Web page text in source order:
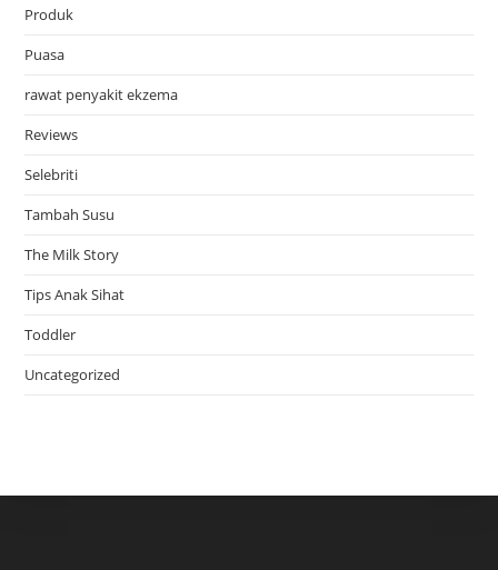
Produk
Puasa
rawat penyakit ekzema
Reviews
Selebriti
Tambah Susu
The Milk Story
Tips Anak Sihat
Toddler
Uncategorized